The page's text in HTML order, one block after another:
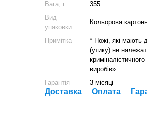
Вага, г
355
Вид
упаковки
Кольорова
Примітка
* Ножі, які мають
(утику) не
виробів»
Гарантія
3 місяці
Доставка Оплата